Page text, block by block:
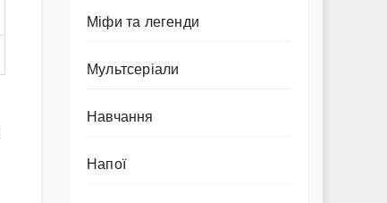
Міфи та легенди
Мультсеріали
Навчання
Напої